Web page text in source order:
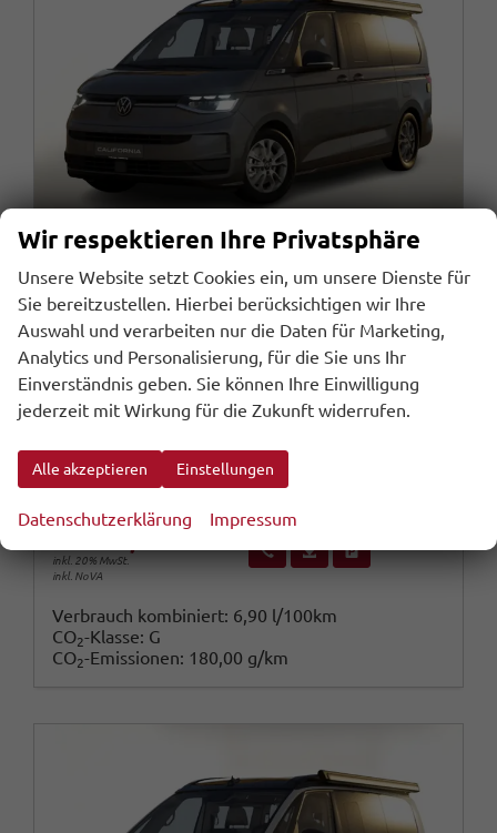
Volkswagen T7 California
Ocean AHK Markise Keyl ParkP StHz
unverbindliche Lieferzeit:30.10.2026 Fahrzeug mit Tageszulassung
Fahrzeugnr.113270 GetriebeAutomatik
Leistung
110 kW (150 PS)
31.07.2026
inkl. 20% MwSt.
inkl. NoVA
Wir rufen Sie an
Fahrzeugexposé (PDF)
Fahrzeug parken
Verbrauch kombiniert: 6,90 l/100km
CO2-Klasse: G
CO2-Emissionen: 180,00 g/km
Wir respektieren Ihre Privatsphäre
Unsere Website setzt Cookies ein, um unsere Dienste für
Sie bereitzustellen. Hierbei berücksichtigen wir Ihre
Auswahl und verarbeiten nur die Daten für Marketing,
Analytics und Personalisierung, für die Sie uns Ihr
Einverständnis geben. Sie können Ihre Einwilligung
jederzeit mit Wirkung für die Zukunft widerrufen.
Alle akzeptieren Einstellungen
Datenschutzerklärung Impressum